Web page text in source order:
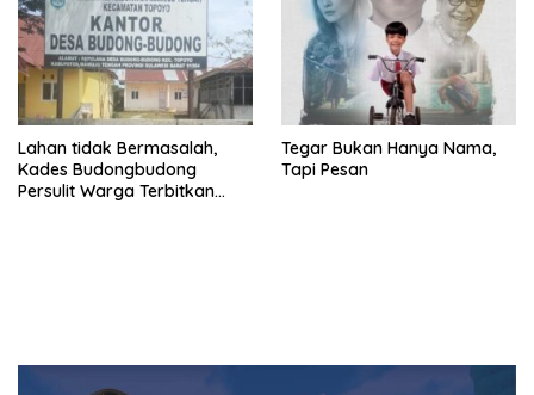
Lahan tidak Bermasalah,
Kades Budongbudong
Persulit Warga Terbitkan
Tegar Bukan Hanya Nama,
Tapi Pesan